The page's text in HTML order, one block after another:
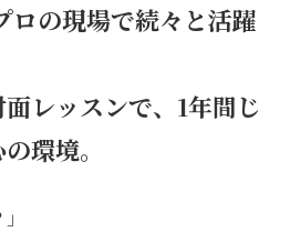
ロの現場で続々と活躍
レッスンで、1年間じ
環境。